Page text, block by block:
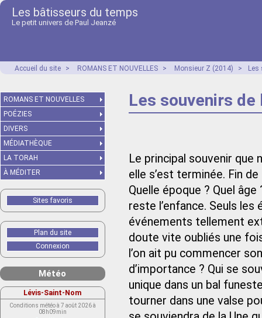
Les bâtisseurs du temps
Le petit univers de Paul Jeanzé
Accueil du site > ROMANS ET NOUVELLES > Monsieur Z (2014) > Les
Les souvenirs de
Le principal souvenir que
elle s’est terminée. Fin de
Quelle époque ? Quel
reste l’enfance. Seuls
événements tellement
doute vite oubliés une
l’on ait pu commencer
d’importance ? Qui se
unique dans un bal
tourner dans une valse
ROMANS ET NOUVELLES
POÉZIES
DIVERS
MÉDIATHÈQUE
LA TORAH
À MÉDITER
Sites favoris
Plan du site
Connexion
Météo
Lévis-Saint-Nom
Conditions météo à 7 août 2026 à
08h09min